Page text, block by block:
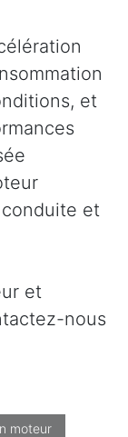
et
et
et
nous
moteur